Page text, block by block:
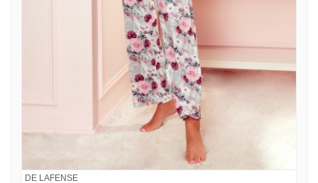
DE LAFENSE